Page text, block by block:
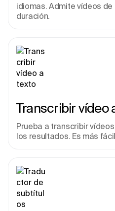
idiomas. Admite vídeos de
duración.
Transcribir vídeo
Prueba a transcribir
los resultados. Es más